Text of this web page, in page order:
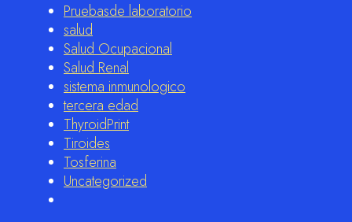
Pruebasde laboratorio
salud
Salud Ocupacional
Salud Renal
sistema inmunologico
tercera edad
ThyroidPrint
Tiroides
Tosferina
Uncategorized